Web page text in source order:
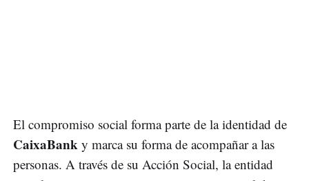
El compromiso social forma parte de la identidad de
CaixaBank y marca su forma de acompañar a las
personas. A través de su Acción Social, la entidad